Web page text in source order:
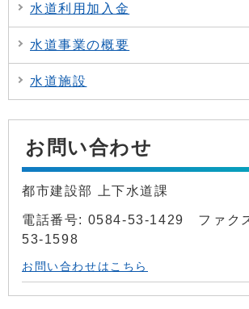
水道利用加入金
水道事業の概要
水道施設
お問い合わせ
都市建設部 上下水道課
電話番号: 0584-53-1429 ファク
53-1598
お問い合わせはこちら